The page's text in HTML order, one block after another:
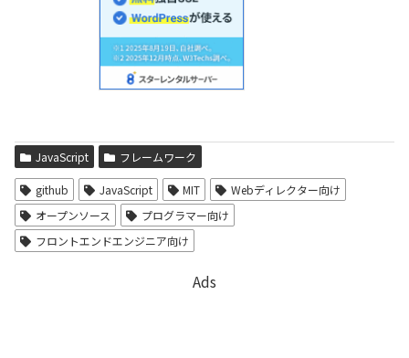
JavaScript フレームワーク
github JavaScript MIT
Webディレクター向け
オープンソース
プログラマー向け
フロントエンドエンジニア向け
Ads